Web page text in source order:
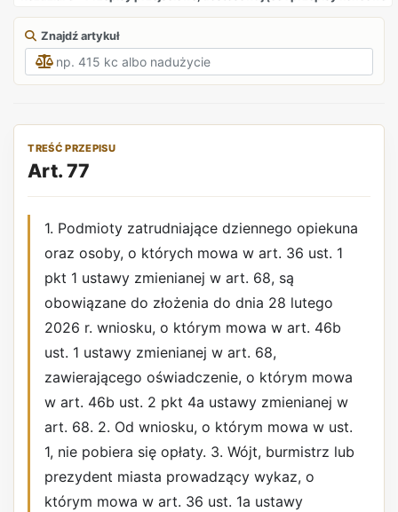
Znajdź artykuł
TREŚĆ PRZEPISU
Art. 77
1. Podmioty zatrudniające dziennego opiekuna
oraz osoby, o których mowa w art. 36 ust. 1
pkt 1 ustawy zmienianej w art. 68, są
obowiązane do złożenia do dnia 28 lutego
2026 r. wniosku, o którym mowa w art. 46b
ust. 1 ustawy zmienianej w art. 68,
zawierającego oświadczenie, o którym mowa
w art. 46b ust. 2 pkt 4a ustawy zmienianej w
art. 68. 2. Od wniosku, o którym mowa w ust.
1, nie pobiera się opłaty. 3. Wójt, burmistrz lub
prezydent miasta prowadzący wykaz, o
którym mowa w art. 36 ust. 1a ustawy